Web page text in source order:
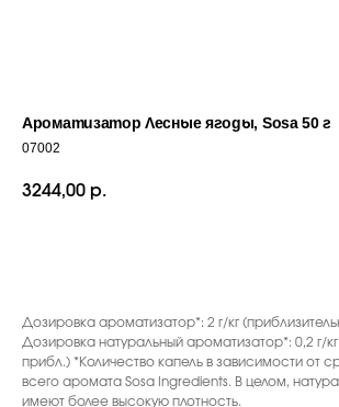
Ароматизатор Лесные ягоды, Sosa 50 г
07002
3244,00 р.
Дозировка ароматизатор*: 2 г/кг
Дозировка натуральный ароматизатор*: 0,2 г/кг
прибл.) *Количество капель в зависимости от
всего аромата Sosa Ingredients. В целом,
имеют более высокую плотность.